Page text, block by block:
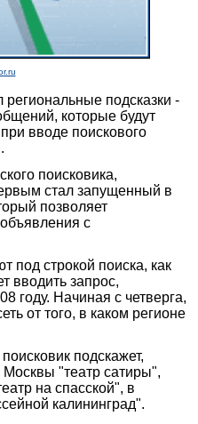
региональные подсказки -
которые будут
вводе поискового
поисковика,
стал запущенный в
позволяет
с
под строкой поиска, как
вводить запрос,
году. Начиная с четверга,
от того, в каком регионе
подскажет,
"театр сатиры",
на спасской", в
калининград".